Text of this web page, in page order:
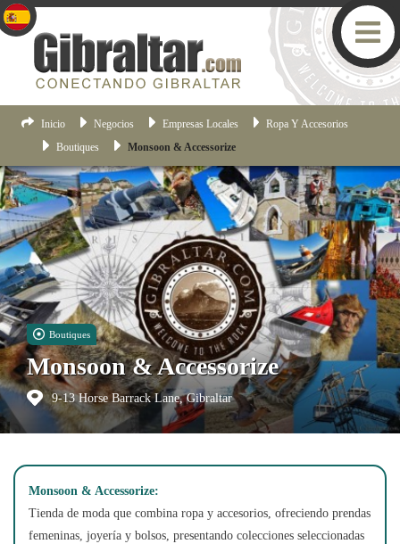
Inicio Negocios Empresas Locales
Ropa Y Accesorios
Boutiques
Monsoon & Accessorize
Boutiques
Monsoon & Accessorize
9-13 Horse Barrack Lane, Gibraltar
Monsoon & Accessorize:
Tienda de moda que combina ropa y accesorios, ofreciendo prendas
femeninas, joyería y bolsos, presentando colecciones seleccionadas